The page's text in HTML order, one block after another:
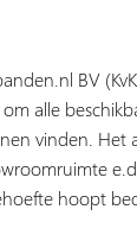
BV (KvK
alle
vinden. Het
hoopt